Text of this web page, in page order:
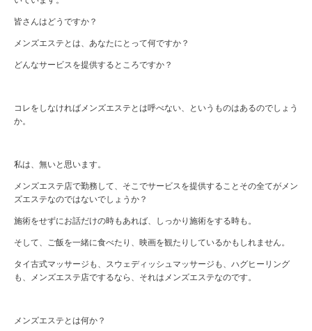
皆さんはどうですか？
メンズエステとは、あなたにとって何ですか？
どんなサービスを提供するところですか？
コレをしなければメンズエステとは呼べない、というものはあるのでしょう
か。
私は、無いと思います。
メンズエステ店で勤務して、そこでサービスを提供することその全てがメン
ズエステなのではないでしょうか？
施術をせずにお話だけの時もあれば、しっかり施術をする時も。
そして、ご飯を一緒に食べたり、映画を観たりしているかもしれません。
タイ古式マッサージも、スウェディッシュマッサージも、ハグヒーリング
も、メンズエステ店でするなら、それはメンズエステなのです。
メンズエステとは何か？